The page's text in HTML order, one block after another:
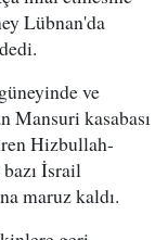
Lübnan'da
ve
Mansuri kasabası
Hizbullah-
İsrail
maruz kaldı.